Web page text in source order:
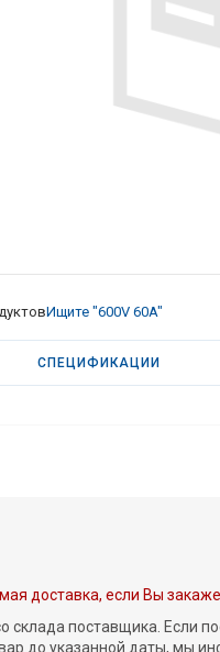
Ищите "600V 60A"
СПЕЦИФИКАЦИИ
доставка, если Вы
склада поставщика. Если
до указанной даты, мы